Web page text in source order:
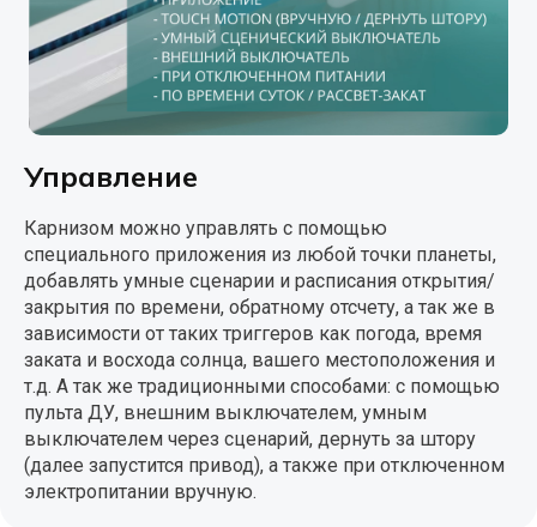
Управление
Карнизом можно управлять с помощью
специального приложения из любой точки планеты,
добавлять умные сценарии и расписания открытия/
закрытия по времени, обратному отсчету, а так же в
зависимости от таких триггеров как погода, время
заката и восхода солнца, вашего местоположения и
т.д. А так же традиционными способами: с помощью
пульта ДУ, внешним выключателем, умным
выключателем через сценарий, дернуть за штору
(далее запустится привод), а также при отключенном
электропитании вручную.